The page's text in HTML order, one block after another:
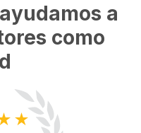
a
como
★